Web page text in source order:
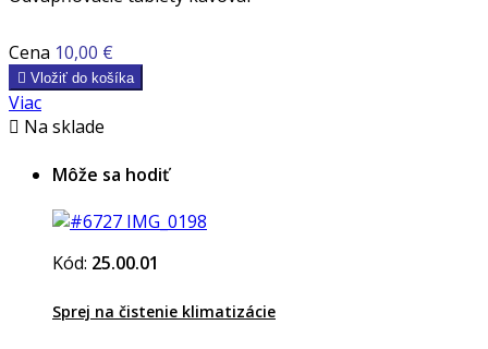
Cena 10,00 €
 Vložiť do košíka
Viac
 Na sklade
Môže sa hodiť
Kód: 25.00.01
Sprej na čistenie klimatizácie